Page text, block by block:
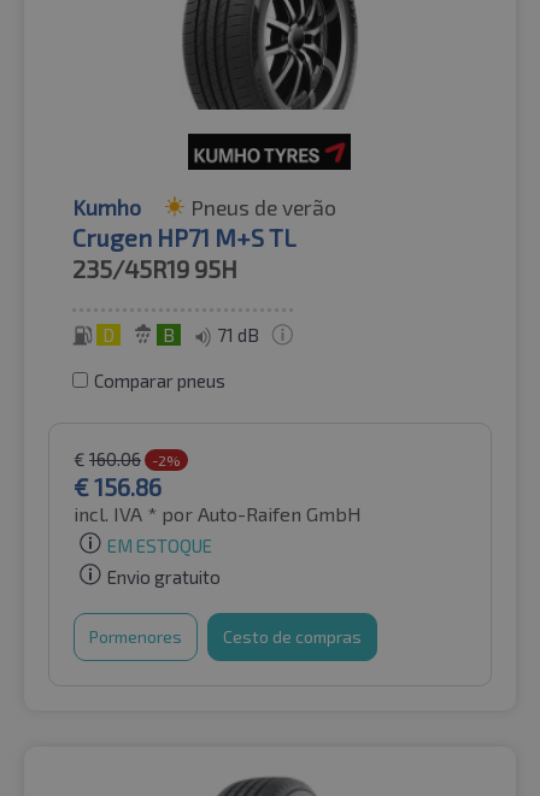
Kumho Pneus de verão
Crugen HP71 M+S TL
235/45R19 95H
D B 71 dB
Comparar pneus
€ 160.06 -2%
€156.86
incl. IVA * por Auto-Raifen GmbH
EM ESTOQUE
Envio gratuito
Pormenores Cesto de compras